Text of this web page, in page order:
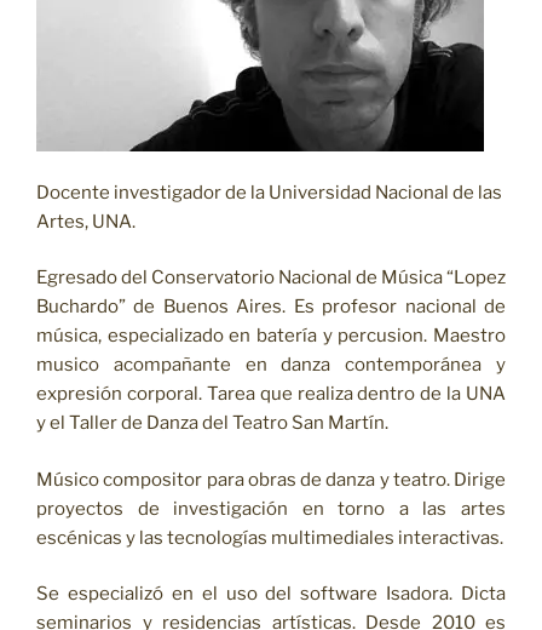
Docente investigador de la Universidad Nacional de las
Artes, UNA.
Egresado del Conservatorio Nacional de Música “Lopez
Buchardo” de Buenos Aires. Es profesor nacional de
música, especializado en batería y percusion. Maestro
musico acompañante en danza contemporánea y
expresión corporal. Tarea que realiza dentro de la UNA
y el Taller de Danza del Teatro San Martín.
Músico compositor para obras de danza y teatro. Dirige
proyectos de investigación en torno a las artes
escénicas y las tecnologías multimediales interactivas.
Se especializó en el uso del software Isadora. Dicta
seminarios y residencias artísticas. Desde 2010 es